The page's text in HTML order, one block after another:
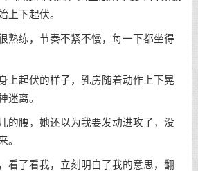
上下起伏。
练，节奏不紧不慢，每一下都坐得
起伏的样子，乳房随着动作上下晃
迷离。
腰，她还以为我要发动进攻了，没
。
了看我，立刻明白了我的意思，翻